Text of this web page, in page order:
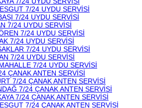
7/24 UYDU SERVİSİ
7/24 UYDU SERVİSİ
7/24 UYDU SERVİSİ
7/24 UYDU SERVİSİ
7/24 UYDU SERVİSİ
7/24 UYDU SERVİSİ
7/24 UYDU SERVİSİ
7/24 UYDU SERVİSİ
ÇANAK ANTEN SERVİSİ
7/24 ÇANAK ANTEN SERVİSİ
7/24 ÇANAK ANTEN SERVİSİ
7/24 ÇANAK ANTEN SERVİSİ
7/24 ÇANAK ANTEN SERVİSİ